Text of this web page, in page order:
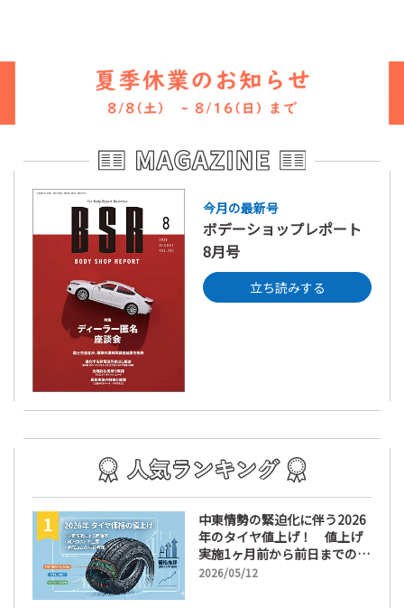
今月の最新号
ボデーショップレポート
8月号
立ち読みする
中東情勢の緊迫化に伴う2026
年のタイヤ値上げ！ 値上げ
実施1ヶ月前から前日までの期
間が販売において極めて重要
2026/05/12